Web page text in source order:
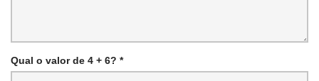
Qual o valor de 4 + 6? *